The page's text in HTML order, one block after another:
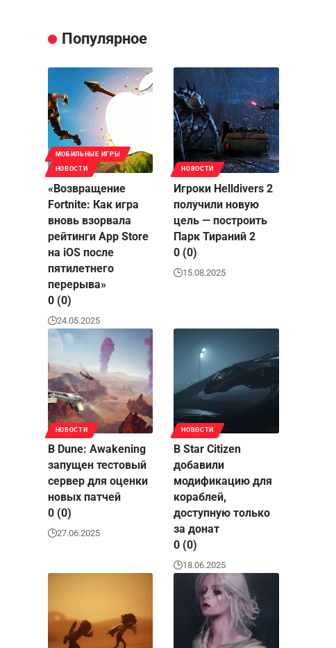
Популярное
МОБИЛЬНЫЕ ИГРЫ
НОВОСТИ
«Возвращение
Fortnite: Как игра
вновь взорвала
рейтинги App Store
на iOS после
пятилетнего
перерыва»
0 (0)
24.05.2025
НОВОСТИ
Игроки Helldivers 2
получили новую
цель — построить
Парк Тираний 2
0 (0)
15.08.2025
НОВОСТИ
В Dune: Awakening
запущен тестовый
сервер для оценки
новых патчей
0 (0)
27.06.2025
НОВОСТИ
В Star Citizen
добавили
модификацию для
кораблей,
доступную только
за донат
0 (0)
18.06.2025